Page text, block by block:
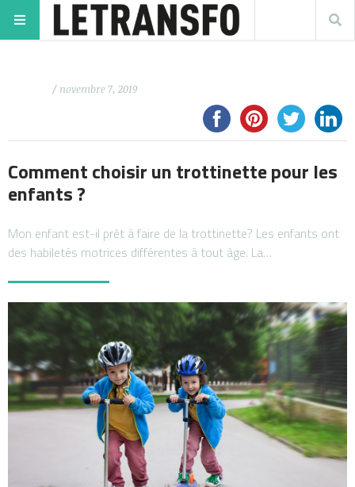
/ novembre 7, 2019
Comment choisir un trottinette pour les
enfants ?
Mon enfant est-il prêt à faire de la trottinette? Les enfants ont
des habiletés motrices différentes à tout âge. La…